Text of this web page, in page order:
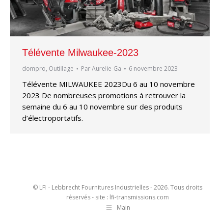
Télévente Milwaukee-2023
dompro, Outillage ParAurelie-Ga 6 novembre 2023
Télévente MILWAUKEE 2023Du 6 au 10 novembre
2023 De nombreuses promotions à retrouver la
semaine du 6 au 10 novembre sur des produits
d’électroportatifs.
© LFI - Lebbrecht Fournitures Industrielles - 2026. Tous droits
réservés - site : lfi-transmissions.com
Main